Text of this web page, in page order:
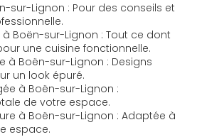
sur-Lignon : Pour des conseils et
Boën-sur-Lignon : Tout ce dont
une cuisine fonctionnelle.
à Boën-sur-Lignon : Designs
un look épuré.
à Boën-sur-Lignon :
de votre espace.
à Boën-sur-Lignon : Adaptée à
espace.